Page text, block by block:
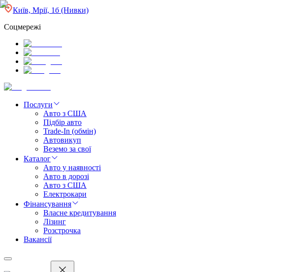
Київ, Мрії, 1б (Нивки)
Соцмережі
Послуги
Авто з США
Підбір авто
Trade-In (обмін)
Автовикуп
Веземо за свої
Каталог
Авто у наявності
Авто в дорозі
Авто з США
Електрокари
Фінансування
Власне кредитування
Лізинг
Розстрочка
Вакансії